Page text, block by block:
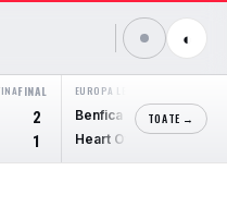
◐
FINAL
2
1
EUROPA LEAGUE
Benfica
6
Heart Of Midlothian
TOATE →